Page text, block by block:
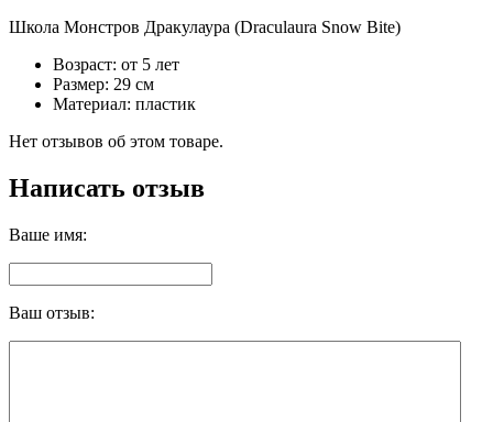
Школа Монстров Дракулаура (Draculaura Snow Bite)
Возраст: от 5 лет
Размер: 29 см
Материал: пластик
Нет отзывов об этом товаре.
Написать отзыв
Ваше имя:
Ваш отзыв: